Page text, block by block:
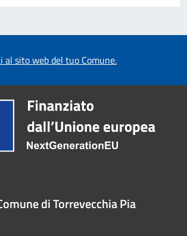
al sito web del tuo Comune.
di Torrevecchia Pia